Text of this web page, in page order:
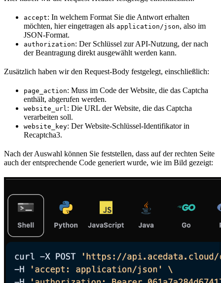
accept: In welchem Format Sie die Antwort erhalten
möchten, hier eingetragen als application/json, also im
JSON-Format.
authorization: Der Schlüssel zur API-Nutzung, der nach
der Beantragung direkt ausgewählt werden kann.
Zusätzlich haben wir den Request-Body festgelegt, einschließlich:
page_action: Muss im Code der Website, die das Captcha
enthält, abgerufen werden.
website_url: Die URL der Website, die das Captcha
verarbeiten soll.
website_key: Der Website-Schlüssel-Identifikator in
Recaptcha3.
Nach der Auswahl können Sie feststellen, dass auf der rechten Seite
auch der entsprechende Code generiert wurde, wie im Bild gezeigt: